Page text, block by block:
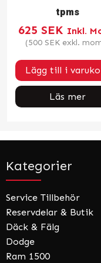
tpms
625 SEK Inkl.
(500 SEK exkl.
Lägg till i
Läs mer
Kategorier
Service Tillbehör
Reservdelar & Butik
Däck & Fälg
Dodge
Ram 1500